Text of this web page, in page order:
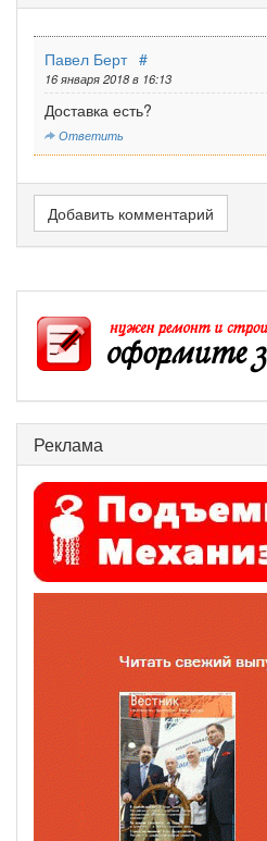
Павел Берт #
16 января 2018 в 16:13
Доставка есть?
Ответить
Добавить комментарий
Реклама